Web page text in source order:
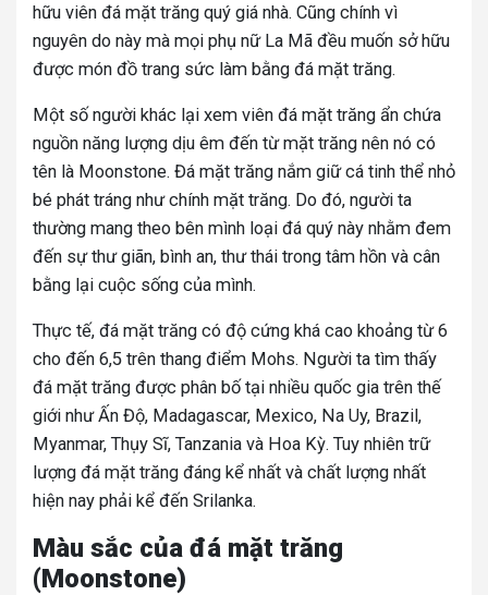
hữu viên đá mặt trăng quý giá nhà. Cũng chính vì
nguyên do này mà mọi phụ nữ La Mã đều muốn sở hữu
được món đồ trang sức làm bằng đá mặt trăng.
Một số người khác lại xem viên đá mặt trăng ẩn chứa
nguồn năng lượng dịu êm đến từ mặt trăng nên nó có
tên là Moonstone. Đá mặt trăng nắm giữ cá tinh thể nhỏ
bé phát tráng như chính mặt trăng. Do đó, người ta
thường mang theo bên mình loại đá quý này nhằm đem
đến sự thư giãn, bình an, thư thái trong tâm hồn và cân
bằng lại cuộc sống của mình.
Thực tế, đá mặt trăng có độ cứng khá cao khoảng từ 6
cho đến 6,5 trên thang điểm Mohs. Người ta tìm thấy
đá mặt trăng được phân bố tại nhiều quốc gia trên thế
giới như Ấn Độ, Madagascar, Mexico, Na Uy, Brazil,
Myanmar, Thụy Sĩ, Tanzania và Hoa Kỳ. Tuy nhiên trữ
lượng đá mặt trăng đáng kể nhất và chất lượng nhất
hiện nay phải kể đến Srilanka.
Màu sắc của đá mặt trăng
(Moonstone)